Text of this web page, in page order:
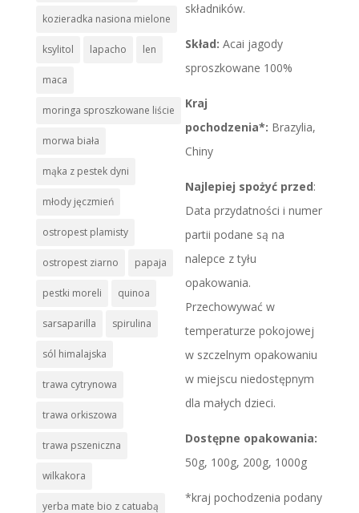
składników.
Skład: Acai jagody
sproszkowane 100%
Kraj
pochodzenia*: Brazylia,
Chiny
Najlepiej spożyć przed:
Data przydatności i numer
partii podane są na
nalepce z tyłu
opakowania.
Przechowywać w
temperaturze pokojowej
w szczelnym opakowaniu
w miejscu niedostępnym
dla małych dzieci.
Dostępne opakowania:
50g, 100g, 200g, 1000g
*kraj pochodzenia podany
kozieradka nasiona mielone
ksylitol lapacho len
maca
moringa sproszkowane liście
morwa biała
mąka z pestek dyni
młody jęczmień
ostropest plamisty
ostropest ziarno papaja
pestki moreli quinoa
sarsaparilla spirulina
sól himalajska
trawa cytrynowa
trawa orkiszowa
trawa pszeniczna
wilkakora
yerba mate bio z catuabą